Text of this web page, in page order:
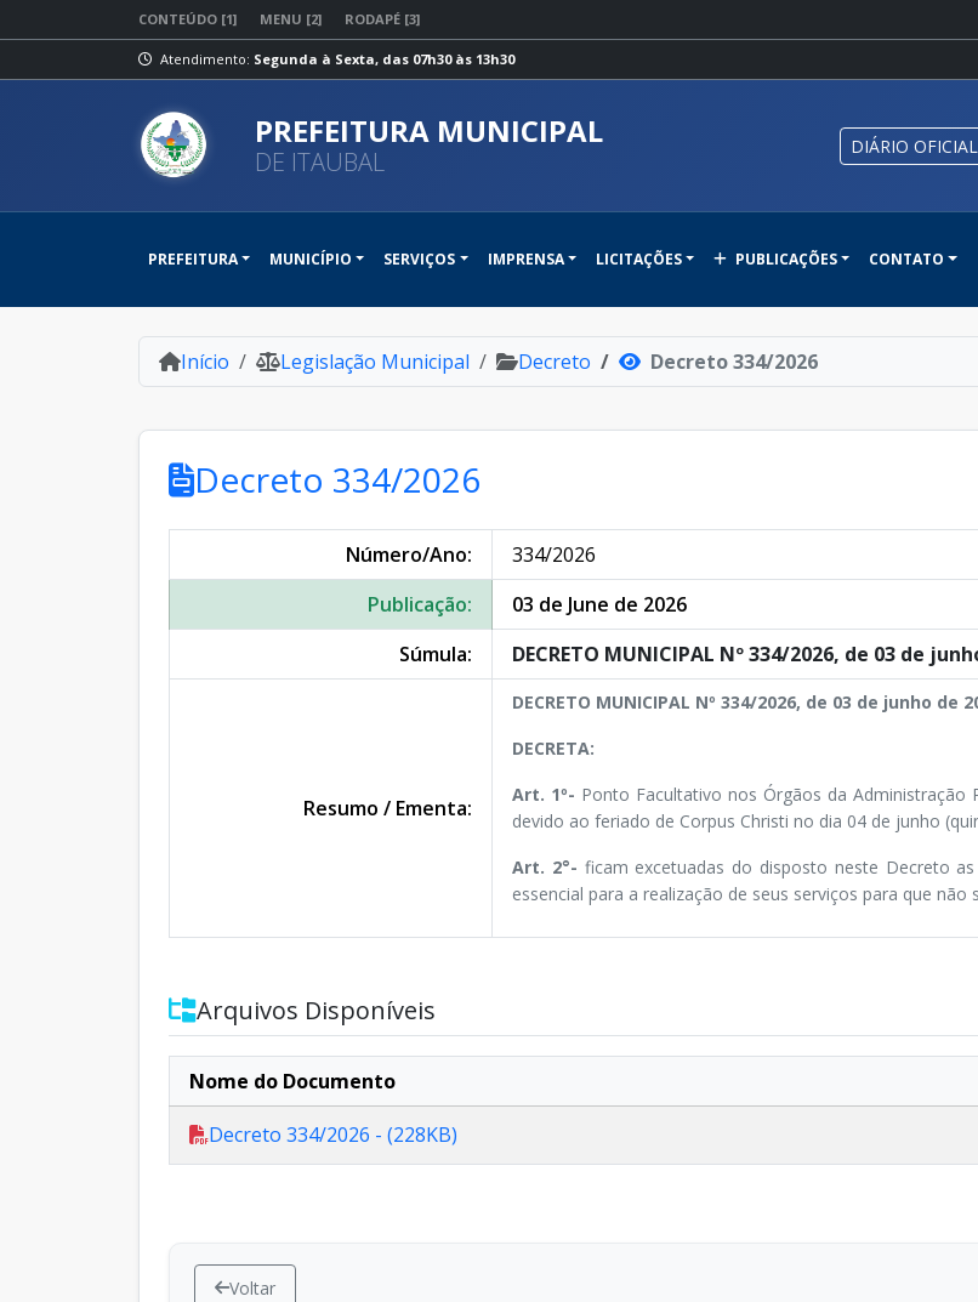
CONTEÚDO [1] MENU [2] RODAPÉ [3]
Atendimento: Segunda à Sexta, das 07h30 às 13h30
PREFEITURA MUNICIPAL
DE ITAUBAL DIÁRIO OFICIAL
PREFEITURA MUNICÍPIO SERVIÇOS IMPRENSA LICITAÇÕES PUBLICAÇÕES CONTATO
Início Legislação Municipal Decreto Decreto 334/2026
Decreto 334/2026
Número/Ano:
334/2026
Publicação:
03 de June de 2026
Súmula:
DECRETO MUNICIPAL Nº 334/2026, de 03 de
Resumo / Ementa:
DECRETO MUNICIPAL Nº 334/2026, de 03 de junho de
DECRETA:
Art. 1º- Ponto Facultativo nos Órgãos da Administração
devido ao feriado de Corpus Christi no dia 04 de junho
Art. 2°- ficam excetuadas do disposto neste Decreto
essencial para a realização de seus serviços para que
Arquivos Disponíveis
Nome do Documento
Decreto 334/2026 - (228KB)
Voltar